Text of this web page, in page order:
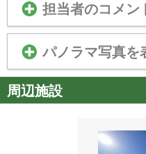
担当者のコメン
パノラマ写真を
周辺施設